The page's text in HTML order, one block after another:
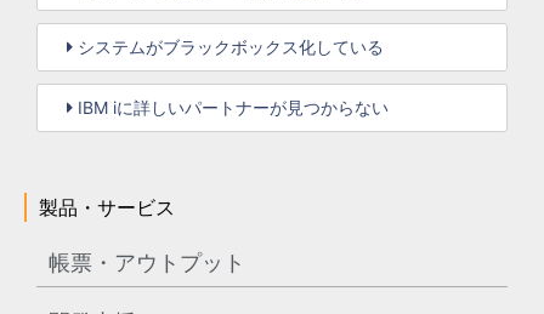
システムがブラックボックス化している
IBM iに詳しいパートナーが見つからない
製品・サービス
帳票・アウトプット